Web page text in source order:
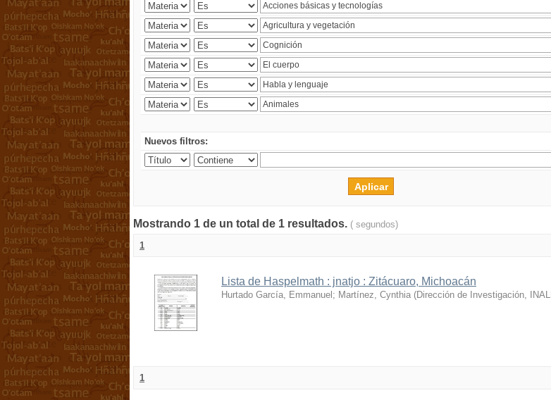
Nuevos filtros:
Mostrando 1 de un total de 1 resultados. ( segundos)
1
Lista de Haspelmath : jnatjo : Zitácuaro, Michoacán
Hurtado García, Emmanuel ; Martínez, Cynthia (Dirección de Investigación, INALI
1